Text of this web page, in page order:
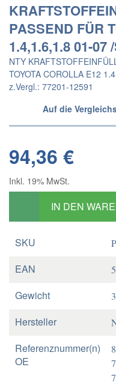
PASSEND FÜR
1.4,1.6,1.8 01-07
NTY
TOYOTA COROLLA E12
z.Vergl.: 77201-12591
Auf die
94,36 €
Inkl. 19% MwSt.
IN DEN
SKU
EAN
Gewicht
Hersteller
Referenznummer(n)
OE